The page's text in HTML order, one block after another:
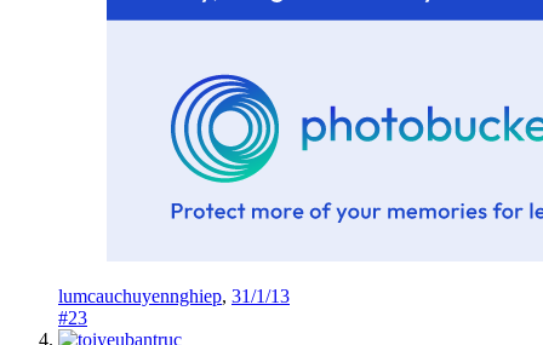
lumcauchuyennghiep, 31/1/13
#23